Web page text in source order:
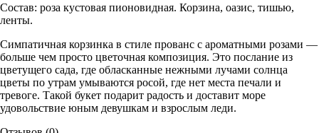
Состав: роза кустовая пионовидная. Корзина, оазис, тишью,
ленты.
Симпатичная корзинка в стиле прованс с ароматными розами —
больше чем просто цветочная композиция. Это послание из
цветущего сада, где обласканные нежными лучами солнца
цветы по утрам умываются росой, где нет места печали и
тревоге. Такой букет подарит радость и доставит море
удовольствие юным девушкам и взрослым леди.